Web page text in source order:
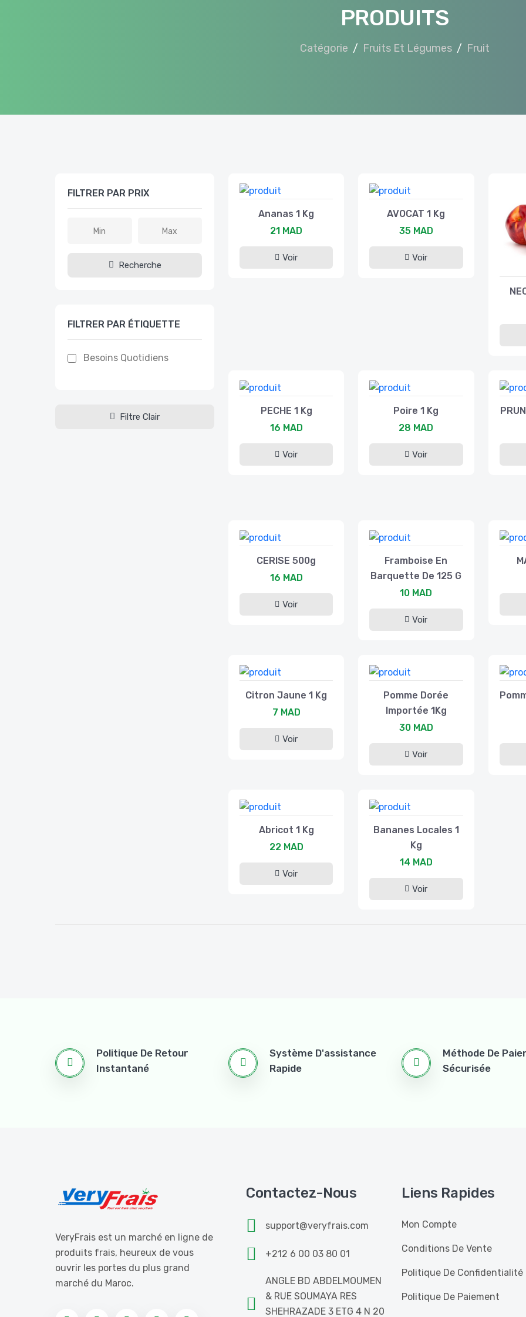
PRODUITS
Catégorie Fruits Et Légumes Fruit
FILTRER PAR PRIX
Recherche
FILTRER PAR ÉTIQUETTE
Besoins Quotidiens
Filtre Clair
Ananas 1 Kg
21 MAD
Voir
AVOCAT 1 Kg
35 MAD
Voir
PECHE 1 Kg
16 MAD
Voir
Poire 1 Kg
28 MAD
Voir
CERISE 500g
16 MAD
Voir
Framboise En
Barquette De 125 G
10 MAD
Voir
Citron Jaune 1 Kg
7 MAD
Voir
Pomme Dorée
Importée 1Kg
30 MAD
Voir
Abricot 1 Kg
22 MAD
Voir
Bananes Locales 1
Kg
14 MAD
Voir
Politique De Retour
Instantané
Système D'assistance
Rapide
Méthode De
Sécurisée
VeryFrais est un marché en ligne de
produits frais, heureux de vous
ouvrir les portes du plus grand
marché du Maroc.
Contactez-Nous
support@veryfrais.com
+212 6 00 03 80 01
ANGLE BD ABDELMOUMEN
& RUE SOUMAYA RES
SHEHRAZADE 3 ETG 4 N 20
Liens Rapides
Mon Compte
Conditions De Vente
Politique De Confidentialité
Politique De Paiement